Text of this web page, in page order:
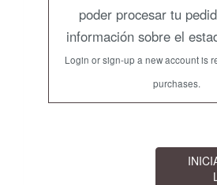
poder procesar tu
información sobre el
Login or sign-up a new account is
purchases.